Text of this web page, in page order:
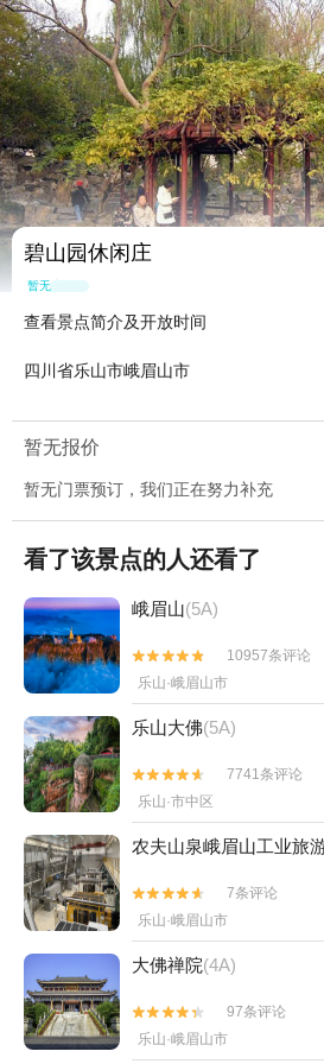
碧山园休闲庄
暂无点评
查看景点简介及开放时间
四川省乐山市峨眉山市
暂无报价
暂无门票预订，我们正在努力补充
看了该景点的人还看了
峨眉山(5A)


10957条评论
乐山·峨眉山市
乐山大佛(5A)


7741条评论
乐山·市中区
农夫山泉峨眉山工业旅


7条评论
乐山·峨眉山市
大佛禅院(4A)


97条评论
乐山·峨眉山市
